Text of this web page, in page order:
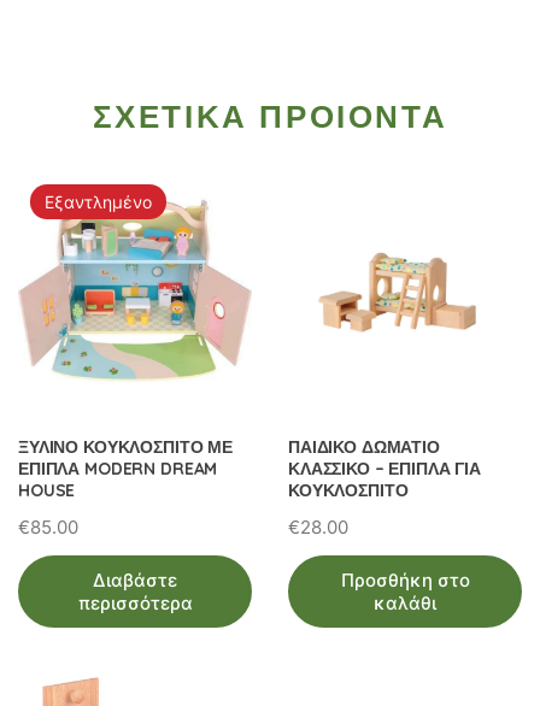
ΣΧΕΤΙΚΑ ΠΡΟΙΟΝΤΑ
Εξαντλημένο
ΞΥΛΙΝΟ ΚΟΥΚΛΟΣΠΙΤΟ ΜΕ
ΕΠΙΠΛΑ MODERN DREAM
HOUSE
€85.00
Διαβάστε
περισσότερα
ΠΑΙΔΙΚΟ ΔΩΜΑΤΙΟ
ΚΛΑΣΣΙΚΟ – ΕΠΙΠΛΑ ΓΙΑ
ΚΟΥΚΛΟΣΠΙΤΟ
€28.00
Προσθήκη στο
καλάθι